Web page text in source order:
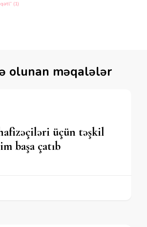
(1)
olunan məqalələr
üçün təşkil
başa çatıb